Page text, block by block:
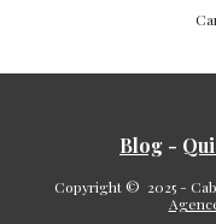
Blog -
Copyright © 2025 -